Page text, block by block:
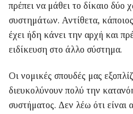
πρέπει να μάθει το δίκαιο
συστημάτων. Αντίθετα,
έχει ήδη κάνει την αρχή και
ειδίκευση στο άλλο σύστημα.
Οι νομικές σπουδές μας
διευκολύνουν πολύ την
συστήματος. Δεν λέω ότι είναι